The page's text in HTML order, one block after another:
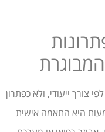
צורך ייעודי, ולא כפתרון
היא התאמה אישית